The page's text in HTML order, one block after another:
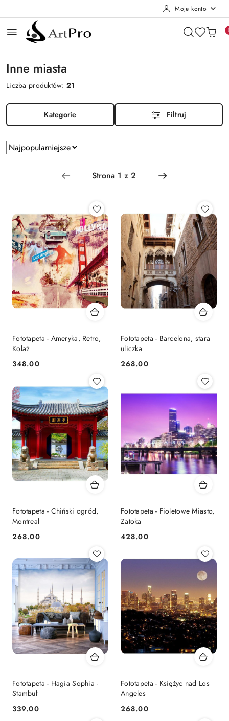
Moje konto
Inne miasta
Liczba produktów:21
Kategorie Filtruj
Zastosowano
sortowanie:
Najpopularniejsze.
Sortuj
według
Fototapeta - Ameryka, Retro,
Kolaż
Cena:
348.00
Fototapeta - Barcelona, stara
uliczka
Cena:
268.00
Fototapeta - Chiński ogród,
Montreal
Cena:
268.00
Fototapeta - Fioletowe Miasto,
Zatoka
Cena:
428.00
Fototapeta - Hagia Sophia -
Stambuł
Cena:
339.00
Fototapeta - Księżyc nad Los
Angeles
Cena:
268.00